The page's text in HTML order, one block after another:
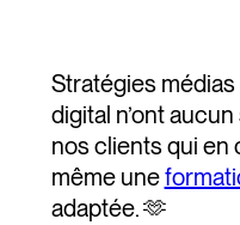
Stratégies
digital n’ont
nos clients qui en
même une
adaptée. 🫶